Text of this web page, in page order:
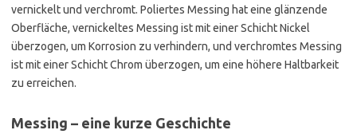
vernickelt und verchromt. Poliertes Messing hat eine glänzende
Oberfläche, vernickeltes Messing ist mit einer Schicht Nickel
überzogen, um Korrosion zu verhindern, und verchromtes Messing
ist mit einer Schicht Chrom überzogen, um eine höhere Haltbarkeit
zu erreichen.
Messing – eine kurze Geschichte